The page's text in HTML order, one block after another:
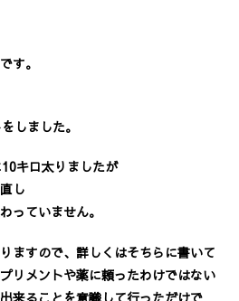
す。
しました。
キロ太りましたが
し
っていません。
ますので、詳しくはそちらに書いて
リメントや薬に頼ったわけではない
来ることを意識して行っただけで